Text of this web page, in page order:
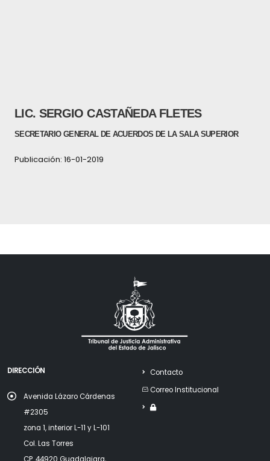
LIC. SERGIO CASTAÑEDA FLETES
SECRETARIO GENERAL DE ACUERDOS DE LA SALA SUPERIOR
Publicación: 16-01-2019
DIRECCIÓN
Avenida Lázaro Cárdenas
#2305
zona 1, interior L-11 y L-101
Col. Las Torres
CP. 44920 Guadalajara,
Contacto
Correo Institucional